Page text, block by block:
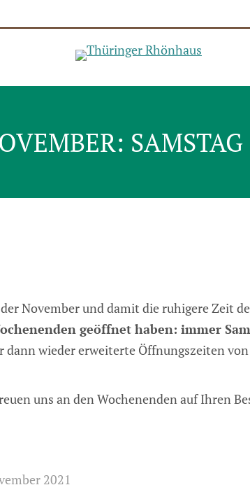
November und damit die ruhigere Zeit
geöffnet haben: immer
dann wieder erweiterte Öffnungszeiten
uns an den Wochenenden auf Ihren
2021